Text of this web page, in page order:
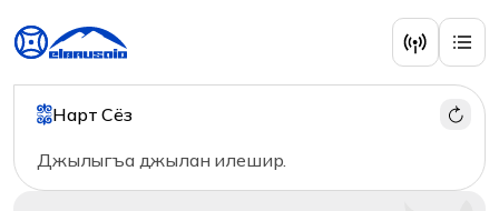
Нарт Сёз
Джылыгъа джылан илешир.